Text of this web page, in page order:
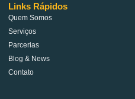
Links Rápidos
Quem Somos
Serviços
Parcerias
Blog & News
Contato